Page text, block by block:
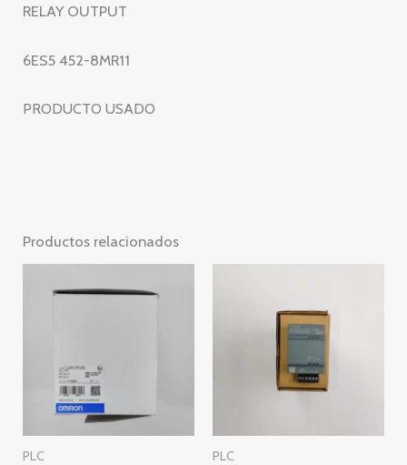
6ES5452-
cantidad
RELAY OUTPUT
6ES5 452-8MR11
PRODUCTO USADO
Productos relacionados
PLC PLC